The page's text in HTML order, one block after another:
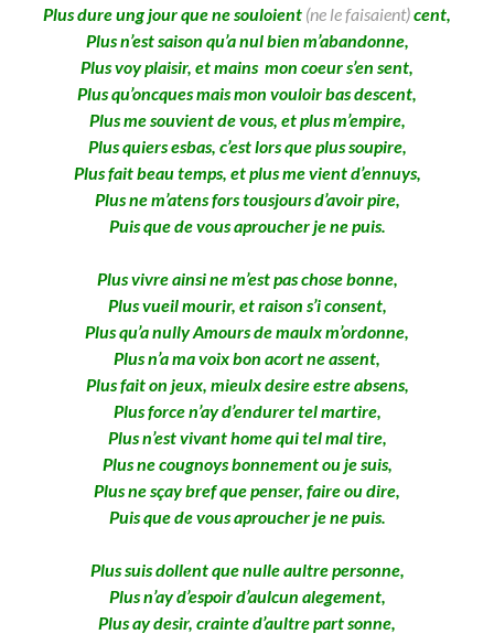
Plus dure ung jour que ne souloient (ne le faisaient)cent,
Plus n’est saison qu’a nul bien m’abandonne,
Plus voy plaisir, et mains mon coeur s’en sent,
Plus qu’oncques mais mon vouloir bas descent,
Plus me souvient de vous, et plus m’empire,
Plus quiers esbas, c’est lors que plus soupire,
Plus fait beau temps, et plus me vient d’ennuys,
Plus ne m’atens fors tousjours d’avoir pire,
Puis que de vous aproucher je ne puis.
Plus vivre ainsi ne m’est pas chose bonne,
Plus vueil mourir, et raison s’i consent,
Plus qu’a nully Amours de maulx m’ordonne,
Plus n’a ma voix bon acort ne assent,
Plus fait on jeux, mieulx desire estre absens,
Plus force n’ay d’endurer tel martire,
Plus n’est vivant home qui tel mal tire,
Plus ne cougnoys bonnement ou je suis,
Plus ne sçay bref que penser, faire ou dire,
Puis que de vous aproucher je ne puis.
Plus suis dollent que nulle aultre personne,
Plus n’ay d’espoir d’aulcun alegement,
Plus ay desir, crainte d’aultre part sonne,